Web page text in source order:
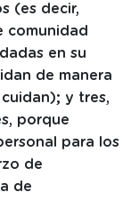
(es decir,
comunidad
en su
de manera
y tres,
porque
para los
de
de